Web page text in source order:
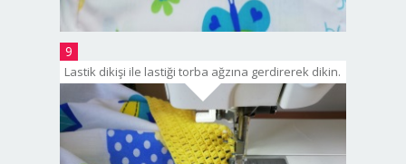
9
Lastik dikişi ile lastiği torba ağzına gerdirerek dikin.